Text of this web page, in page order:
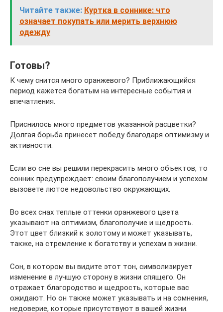
Читайте также: Куртка в соннике: что
означает покупать или мерить верхнюю
одежду
Готовы?
К чему снится много оранжевого? Приближающийся
период кажется богатым на интересные события и
впечатления.
Приснилось много предметов указанной расцветки?
Долгая борьба принесет победу благодаря оптимизму и
активности.
Если во сне вы решили перекрасить много объектов, то
сонник предупреждает: своим благополучием и успехом
вызовете лютое недовольство окружающих.
Во всех снах теплые оттенки оранжевого цвета
указывают на оптимизм, благополучие и щедрость.
Этот цвет близкий к золотому и может указывать,
также, на стремление к богатству и успехам в жизни.
Сон, в котором вы видите этот тон, символизирует
изменение в лучшую сторону в жизни спящего. Он
отражает благородство и щедрость, которые вас
ожидают. Но он также может указывать и на сомнения,
недоверие, которые присутствуют в вашей жизни.